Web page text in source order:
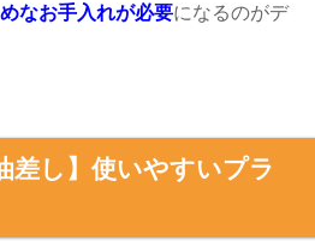
なお手入れが必要になるのがデ
差し】使いやすいプラ